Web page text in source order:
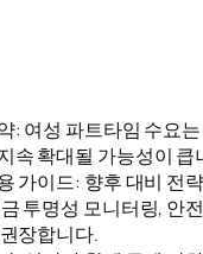
: 여성 파트타임 수요
속 확대될 가능성이 큽
가이드: 향후 대비 전
투명성 모니터링, 안
장합니다.